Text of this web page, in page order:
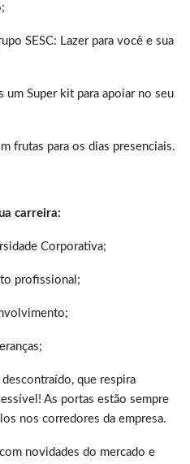
SESC: Lazer para você e sua
um Super kit para apoiar no seu
frutas para os dias presenciais.
carreira:
Corporativa;
profissional;
que respira
As portas estão sempre
nos corredores da empresa.
novidades do mercado e